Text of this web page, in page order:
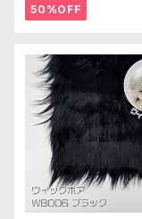
50%OFF